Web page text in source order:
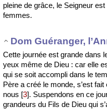
pleine de grâce, le Seigneur
femmes.
Dom Guéranger,
Cette journée est grande dans
yeux même de Dieu : car elle
qui se soit accompli dans le
Père a créé le monde, s’est
nous [3]. Suspendons en ce
grandeurs du Fils de Dieu qui